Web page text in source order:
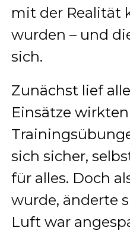
mit der Realität
wurden – und
sich.
Zunächst lief
Einsätze
sich sicher,
für alles. Doch
wurde, änderte
Luft war